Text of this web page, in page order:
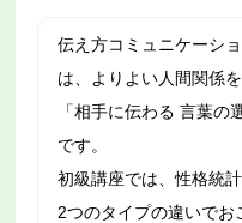
伝え方コミュニケーシ
は、よりよい人間関係
「相手に伝わる 言葉の
です。
初級講座では、性格統
2つのタイプの違いでお